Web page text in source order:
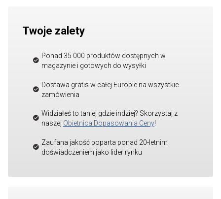
Twoje zalety
Ponad 35 000 produktów dostępnych w
magazynie i gotowych do wysyłki
Dostawa gratis w całej Europie na wszystkie
zamówienia
Widziałeś to taniej gdzie indziej? Skorzystaj z
naszej Obietnica Dopasowania Ceny!
Zaufana jakość poparta ponad 20-letnim
doświadczeniem jako lider rynku